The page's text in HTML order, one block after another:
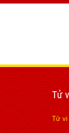
hợp
Tử
Tử vi